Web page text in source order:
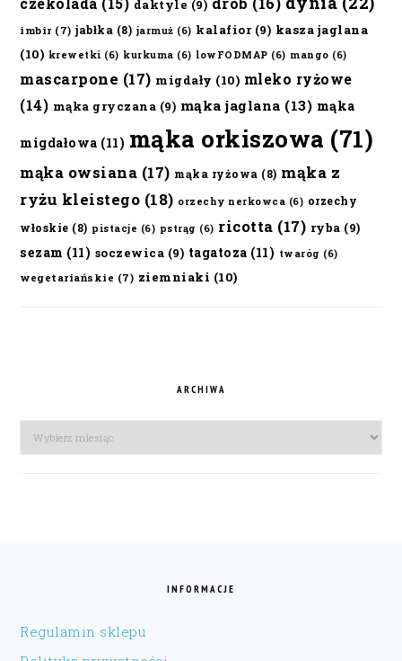
daktyle (9)
imbir (7) jabłka (8) jarmuż (6) kalafior(9) kasza jaglana
(10) krewetki (6) kurkuma (6) lowFODMAP (6) mango (6)
mascarpone (17) migdały (10) mleko ryżowe
(14) mąka gryczana (9) mąka jaglana (13) mąka
migdałowa (11) mąka orkiszowa (71)
mąka owsiana (17) mąka ryżowa (8) mąka z
ryżu kleistego (18) orzechy nerkowca (6) orzechy
włoskie (8) pistacje (6) pstrąg (6) ricotta (17) ryba (9)
sezam (11) soczewica (9) tagatoza (11) twaróg (6)
wegetariańskie (7) ziemniaki (10)
ARCHIWA
Archiwa
INFORMACJE
Regulamin sklepu